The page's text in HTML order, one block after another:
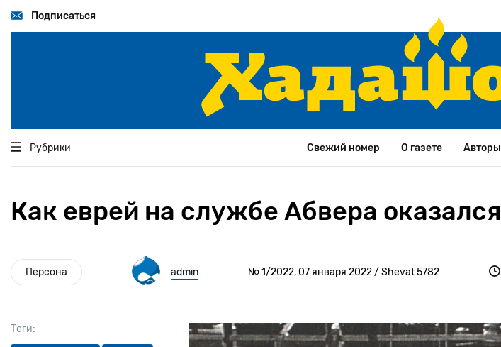
основномуПодписаться
Рубрики Свежий номер О газете Авторы
Как еврей на службе Абвера оказался
Персона admin № 1/2022, 07 января 2022 / Shevat 5782
Теги: